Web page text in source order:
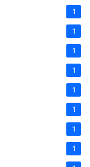
1
1
1
1
1
1
1
1